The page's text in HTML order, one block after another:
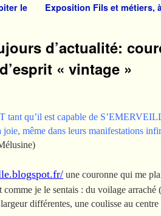
le
Exposition Fils et métiers,
d’actualité:
« vintage »
qu’il est capable de
même dans leurs manifestations
une couronne qui me
je le sentais : du voilage arraché
différentes, une coulisse au